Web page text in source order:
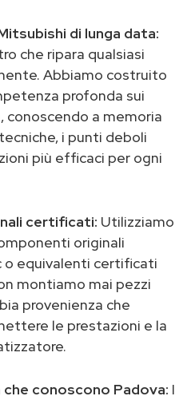
di lunga data:
che ripara qualsiasi
Abbiamo costruito
profonda sui
conoscendo a memoria
i punti deboli
più efficaci per ogni
certificati: Utilizziamo
originali
o equivalenti certificati
montiamo mai pezzi
provenienza che
le prestazioni e la
che conoscono Padova: I